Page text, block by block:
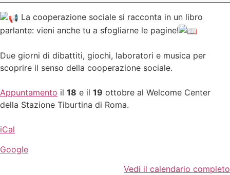
La cooperazione sociale si racconta in un libro
parlante: vieni anche tu a sfogliarne le pagine!
Due giorni di dibattiti, giochi, laboratori e musica per
scoprire il senso della cooperazione sociale.
Appuntamento il 18 e il 19 ottobre al Welcome Center
della Stazione Tiburtina di Roma.
iCal
Google
Vedi il calendario completo